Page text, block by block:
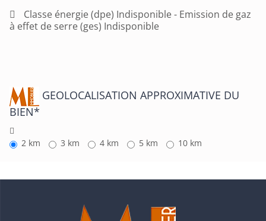
Classe énergie (dpe) Indisponible - Emission de gaz
à effet de serre (ges) Indisponible
GEOLOCALISATION APPROXIMATIVE DU
BIEN*
2 km 3 km 4 km 5 km 10 km